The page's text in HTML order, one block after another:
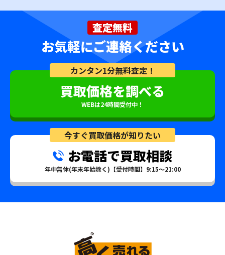
査定無料
お気軽にご連絡ください
カンタン1分無料査定！
買取価格を調べる
WEBは24時間受付中！
今すぐ買取価格が知りたい
お電話で買取相談
年中無休(年末年始除く)【受付時間】9:15～21:00